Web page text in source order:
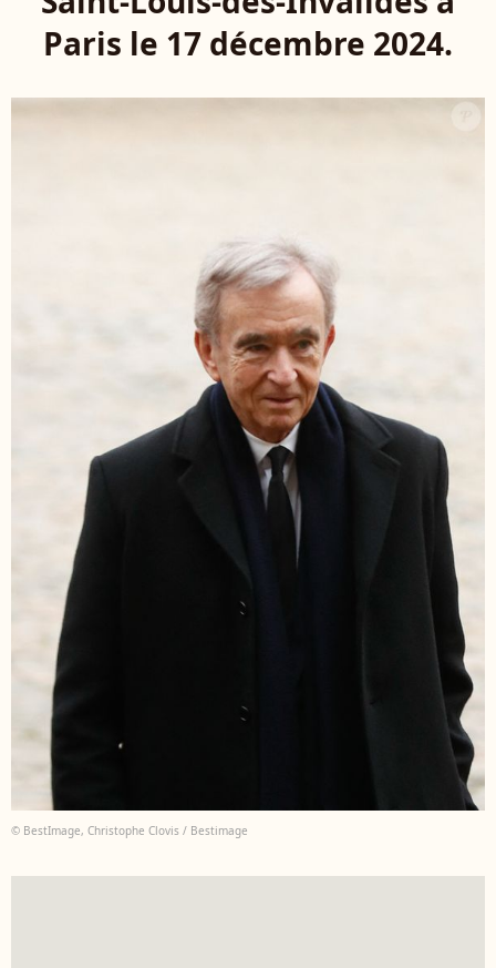
Paris le 17 décembre 2024.
© BestImage, Christophe Clovis / Bestimage